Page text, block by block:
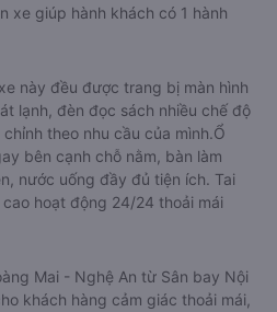
xe giúp hành khách có 1 hành
này đều được trang bị màn hình
lạnh, đèn đọc sách nhiều chế độ
theo nhu cầu của mình.Ổ
bên cạnh chỗ nằm, bàn làm
nước uống đầy đủ tiện ích. Tai
hoạt động 24/24 thoải mái
Mai - Nghệ An từ Sân bay Nội
khách hàng cảm giác thoải mái,